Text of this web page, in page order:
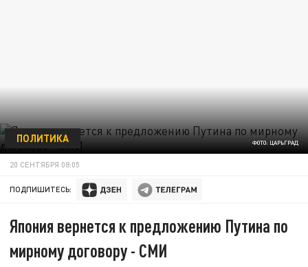
ФОТО: ЦАРЬГРАД
ПОЛИТИКА
20 СЕНТЯБРЯ 08:05
ПОДПИШИТЕСЬ:
Япония вернется к предложению Путина по
мирному договору - СМИ